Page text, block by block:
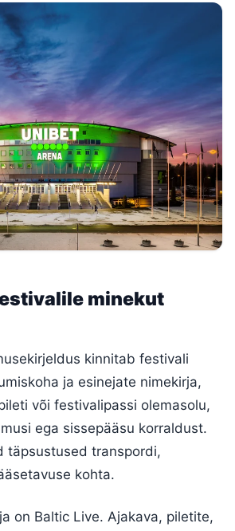
minekut
kinnitab festivali
ja esinejate nimekirja,
või festivalipassi olemasolu,
ega sissepääsu korraldust.
täpsustused transpordi,
kohta.
on Baltic Live. Ajakava, piletite,